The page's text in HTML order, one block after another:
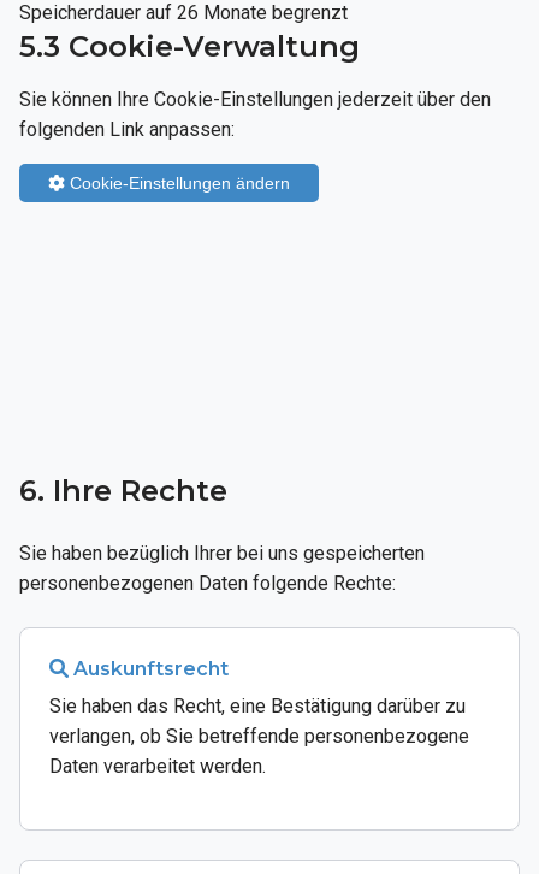
Speicherdauer auf 26 Monate begrenzt
5.3 Cookie-Verwaltung
Sie können Ihre Cookie-Einstellungen jederzeit über den
folgenden Link anpassen:
Cookie-Einstellungen ändern
6. Ihre Rechte
Sie haben bezüglich Ihrer bei uns gespeicherten
personenbezogenen Daten folgende Rechte:
Auskunftsrecht
Sie haben das Recht, eine Bestätigung darüber zu
verlangen, ob Sie betreffende personenbezogene
Daten verarbeitet werden.